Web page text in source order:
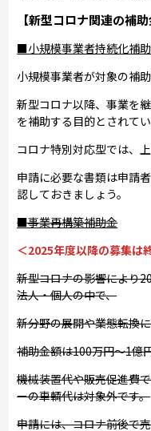
【新型コロナ関連の補助
■小規模事業者持続化補
小規模事業者が対象の補助
新型コロナ以降、事業を
を補助する目的とされてい
コロナ特別対応型では、
申請に必要な書類は申請
認しておきましょう。
■事業再構築補助金
＜2025年度以降の募集は
新型コロナの影響により
法人・個人の中で、
新分野の展開や業態転換
補助金額は100万円～1億
機械装置代や販売促進費
ーの車輌代は対象外です。
申請には、コロナ前後で